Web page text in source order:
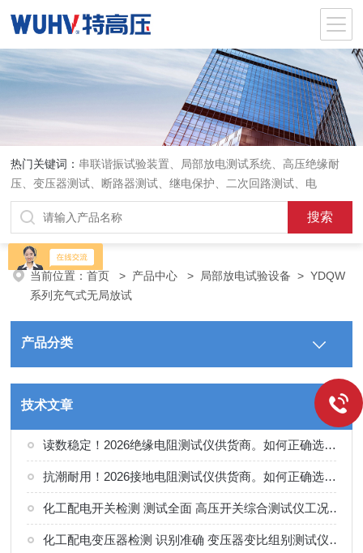
热门关键词： 串联谐振试验装置、局部放电测试系统、高压绝缘耐
压、变压器测试、断路器测试、继电保护、二次回路测试、电
当前位置：首页 > 产品中心 > 局部放电试验设备 >YDQW
系列充气式无局放试
产品分类
技术文章
读数稳定！2026绝缘电阻测试仪供货商。如何正确选择适合的厂家
抗潮耐用！2026接地电阻测试仪供货商。如何正确选择适合的厂家
化工配电开关检测 测试全面 高压开关综合测试仪工况选型参考
化工配电变压器检测 识别准确 变压器变比组别测试仪工况选型参考